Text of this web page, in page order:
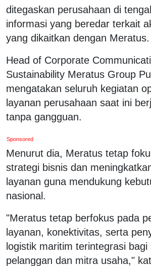
ditegaskan perusahaan di
informasi yang beredar terkait
yang dikaitkan dengan Meratus.
Head of Corporate
Sustainability Meratus Group
mengatakan seluruh kegiatan
layanan perusahaan saat ini
tanpa gangguan.
Sponsored
Menurut dia, Meratus tetap
strategi bisnis dan
layanan guna mendukung
nasional.
"Meratus tetap berfokus pada
layanan, konektivitas, serta
logistik maritim terintegrasi bagi
pelanggan dan mitra usaha,"